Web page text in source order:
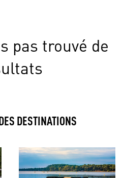
pas trouvé de
DESTINATIONS